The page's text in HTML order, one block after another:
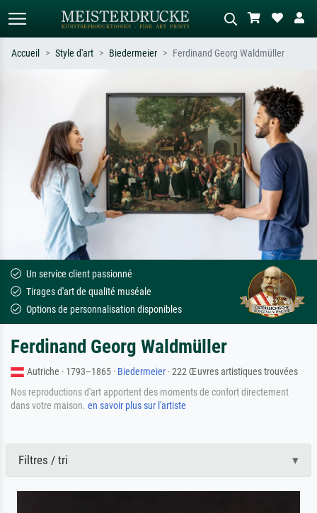
Recherchez par artiste, titre ou style –
ex. Monet, Nuit étoilée,
impressionnisme, vague de Hokusai,
nu.
Décrivez la scène – ex. prairie verte,
abstrait avec beaucoup de rouge,
tableau sombre, nu debout près d'un
arbre.
Accueil Style d'art Biedermeier Ferdinand Georg Waldmüller
Un service client passionné
Tirages d'art de qualité muséale
Options de personnalisation disponibles
Ferdinand Georg Waldmüller
Autriche · 1793–1865 · Biedermeier · 222 Œuvres artistiques trouvées
Nos reproductions d'art apportent des moments de confort directement
dans votre maison. en savoir plus sur l'artiste
Filtres / tri